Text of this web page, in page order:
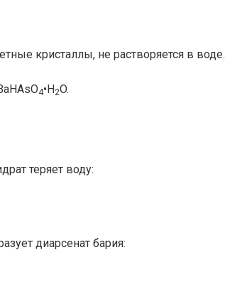
кристаллы, не растворяется в воде.
4•H2O.
теряет воду:
диарсенат бария: